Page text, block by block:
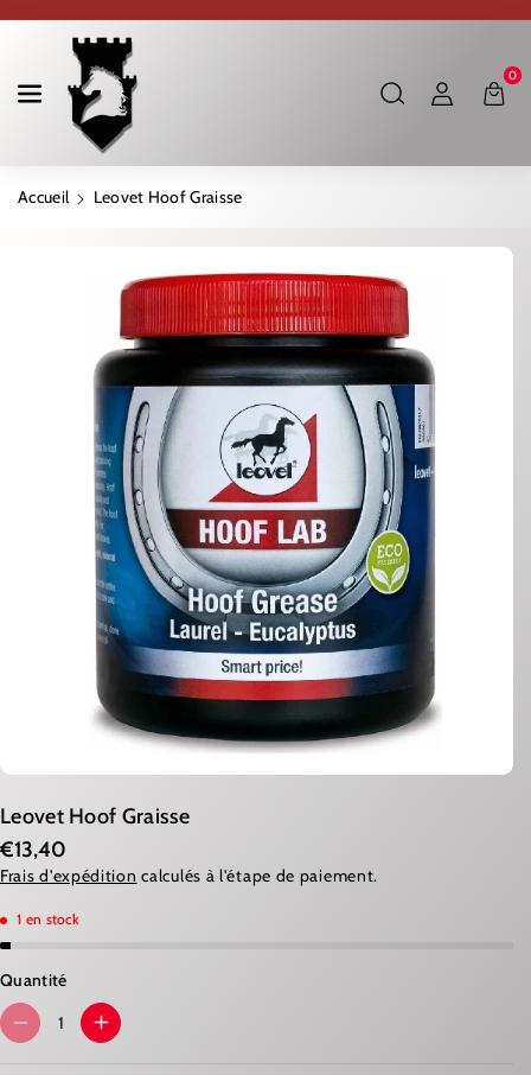
Ignorer Et Passer Au Contenu
0
Accueil Leovet Hoof Graisse
Leovet Hoof Graisse
€13,40
Frais d'expédition calculés à l'étape de paiement.
1 en stock
Quantité
R
A